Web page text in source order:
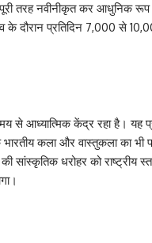
तरह नवीनीकृत कर आधुनिक रूप
दौरान प्रतिदिन 7,000 से
से आध्यात्मिक केंद्र रहा है। यह
भारतीय कला और वास्तुकला का भी
की सांस्कृतिक धरोहर को राष्ट्रीय